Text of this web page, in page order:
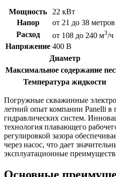
Мощность
22 кВт
Напор
от 21 до 38 метров
Расход
от 108 до 240 м3/ч
Напряжение 400 В
Диаметр
Максимальное содержание
Температура жидкости
Погружные скважинные
летний опыт компании Panelli в
гидравлических систем.
технология плавающего
регулировкой зазора
через насос, что дает
эксплуатационные
Основные